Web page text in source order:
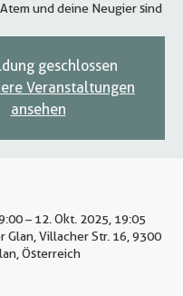
und deine Neugier sind
geschlossen
Veranstaltungen
ansehen
– 12. Okt. 2025, 19:05
Glan, Villacher Str. 16, 9300
Österreich